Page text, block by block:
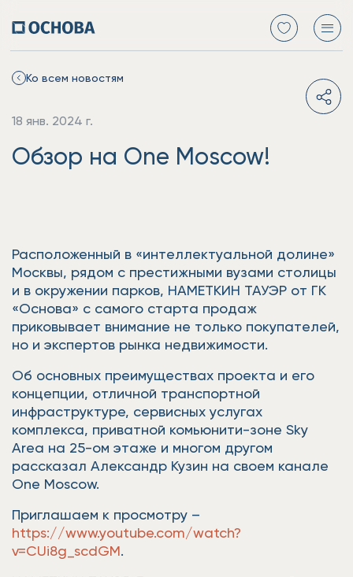
Ко всем новостям
18 янв. 2024 г.
Обзор на One Moscow!
Расположенный в «интеллектуальной долине»
Москвы, рядом с престижными вузами столицы
и в окружении парков, НАМЕТКИН ТАУЭР от ГК
«Основа» с самого старта продаж
приковывает внимание не только покупателей,
но и экспертов рынка недвижимости.
Об основных преимуществах проекта и его
концепции, отличной транспортной
инфраструктуре, сервисных услугах
комплекса, приватной комьюнити-зоне Sky
Area на 25-ом этаже и многом другом
рассказал Александр Кузин на своем канале
One Moscow.
Приглашаем к просмотру –
https://www.youtube.com/watch?
v=CUi8g_scdGM.